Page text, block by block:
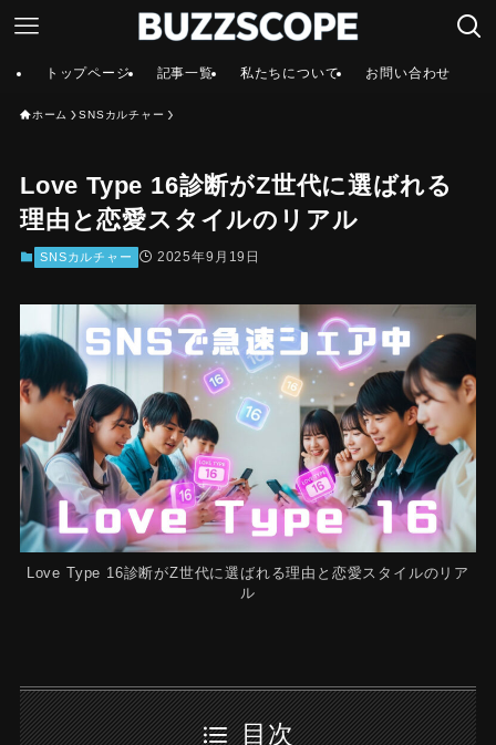
トップページ 記事一覧 私たちについて お問い合わせ
ホーム SNSカルチャー
Love Type 16診断がZ世代に選ばれる
理由と恋愛スタイルのリアル
SNSカルチャー 2025年9月19日
Love Type 16診断がZ世代に選ばれる理由と恋愛スタイルのリア
ル
目次